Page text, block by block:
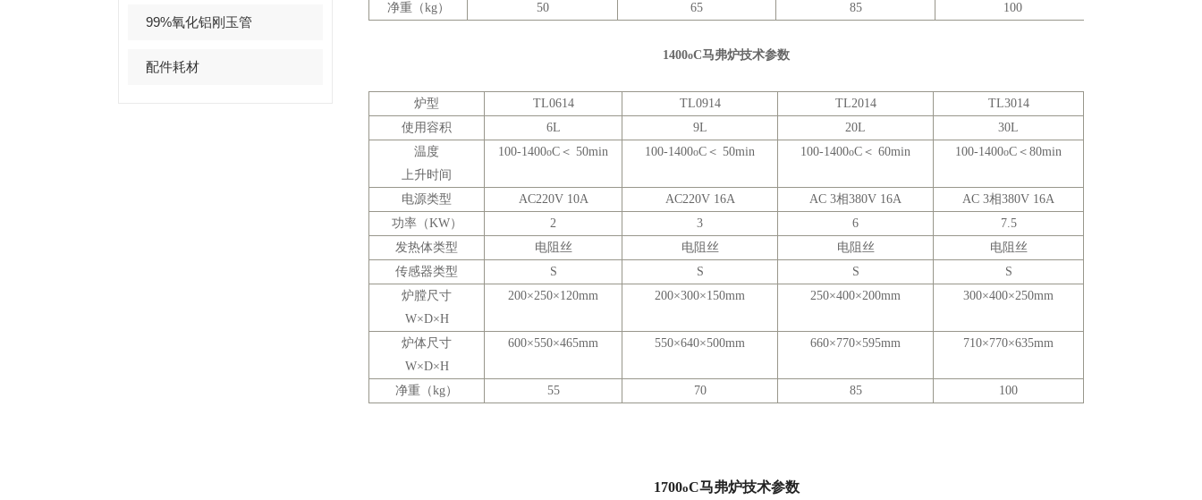
99%氧化铝刚玉管
配件耗材
净重（kg） 50 65 85 100
1400oC马弗炉技术参数
炉型 TL0614 TL0914 TL2014
TL3014
使用容积
6L 9L 20L
30L
温度
上升时间
100-1400oC＜ 50min 100-1400oC＜ 50min 100-1400oC＜ 60min 100-1400oC＜ 80min
电源类型 AC220V 10A AC220V 16A AC 3相380V 16A AC 3相380V 16A
功率（KW） 2 3 6
7.5
发热体类型
电阻丝 电阻丝 电阻丝
电阻丝
传感器类型
S S S
S
炉膛尺寸
W×D×H
200×250×120mm 200×300×150mm 250×400×200mm 300×400×250mm
炉体尺寸
W×D×H
600×550×465mm 550×640×500mm 660×770×595mm 710×770×635mm
净重（kg） 55 70 85 100
1700oC马弗炉技术参数